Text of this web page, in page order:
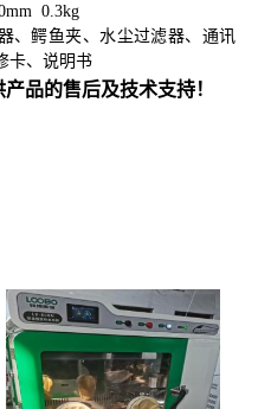
mm 0.3kg
、鳄鱼夹、水尘过滤器、通讯
卡、说明书
品的售后及技术支持！